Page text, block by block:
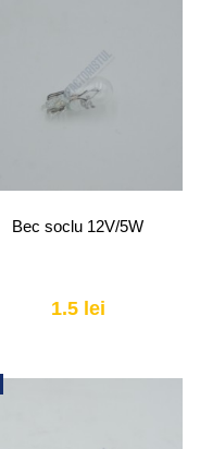
Bec soclu 12V/5W
1.5 lei